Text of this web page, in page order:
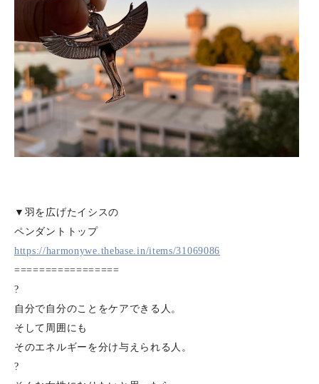
▼羽を広げたイシスの
ペンダントトップ
https://harmonywe.thebase.in/items/31069086
=================
?
自分で自分のことをケアできる人。
そして周囲にも
そのエネルギーを分け与えられる人。
?